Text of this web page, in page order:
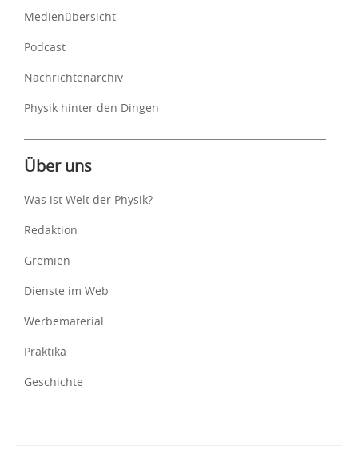
Medienübersicht
Podcast
Nachrichtenarchiv
Physik hinter den Dingen
Über uns
Was ist Welt der Physik?
Redaktion
Gremien
Dienste im Web
Werbematerial
Praktika
Geschichte